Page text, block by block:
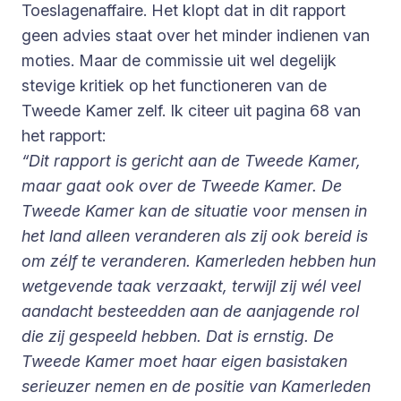
Toeslagenaffaire. Het klopt dat in dit rapport
geen advies staat over het minder indienen van
moties. Maar de commissie uit wel degelijk
stevige kritiek op het functioneren van de
Tweede Kamer zelf. Ik citeer uit pagina 68 van
het rapport:
“Dit rapport is gericht aan de Tweede Kamer,
maar gaat ook over de Tweede Kamer. De
Tweede Kamer kan de situatie voor mensen in
het land alleen veranderen als zij ook bereid is
om zélf te veranderen. Kamerleden hebben hun
wetgevende taak verzaakt, terwijl zij wél veel
aandacht besteedden aan de aanjagende rol
die zij gespeeld hebben. Dat is ernstig. De
Tweede Kamer moet haar eigen basistaken
serieuzer nemen en de positie van Kamerleden